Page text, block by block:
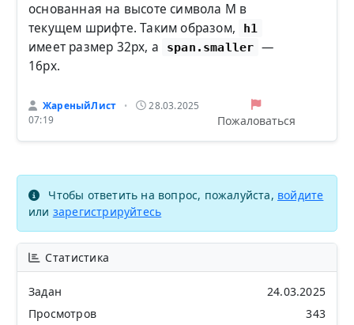
основанная на высоте символа M в
текущем шрифте. Таким образом,
h1
имеет размер 32px, а span.smaller —
16px.
ЖареныйЛист •
28.03.2025
07:19
Пожаловаться
Чтобы ответить на вопрос, пожалуйста, войдите
или зарегистрируйтесь
Статистика
Задан
24.03.2025
Просмотров
343